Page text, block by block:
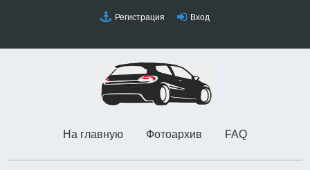
Регистрация Вход
На главную Фотоархив FAQ